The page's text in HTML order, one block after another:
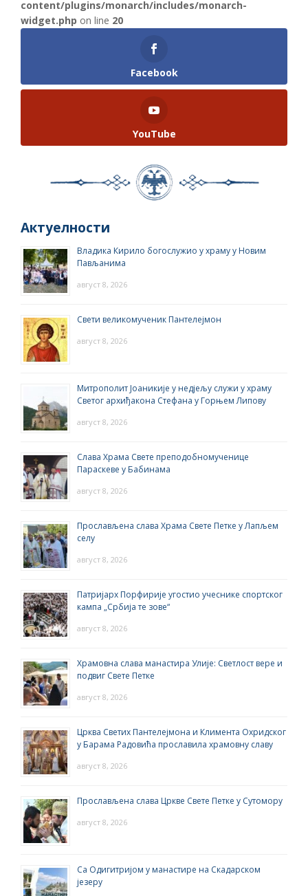
content/plugins/monarch/includes/monarch-
widget.php on line 20
Facebook
YouTube
Актуелности
Владика Кирило богослужио у храму у Новим
Пављанима
август 8, 2026
Свети великомученик Пантелејмон
август 8, 2026
Митрополит Јоаникије у недјељу служи у храму
Светог архиђакона Стефана у Горњем Липову
август 8, 2026
Слава Храма Свете преподобномученице
Параскеве у Бабинама
август 8, 2026
Прослављена слава Храма Свете Петке у Лапљем
селу
август 8, 2026
Патријарх Порфирије угостио учеснике спортског
кампа „Србија те зове“
август 8, 2026
Храмовна слава манастира Улије: Светлост вере и
подвиг Свете Петке
август 8, 2026
Црква Светих Пантелејмона и Климента Охридског
у Барама Радовића прославила храмовну славу
август 8, 2026
Прослављена слава Цркве Свете Петке у Сутомору
август 8, 2026
Са Одигитријом у манастире на Скадарском
језеру